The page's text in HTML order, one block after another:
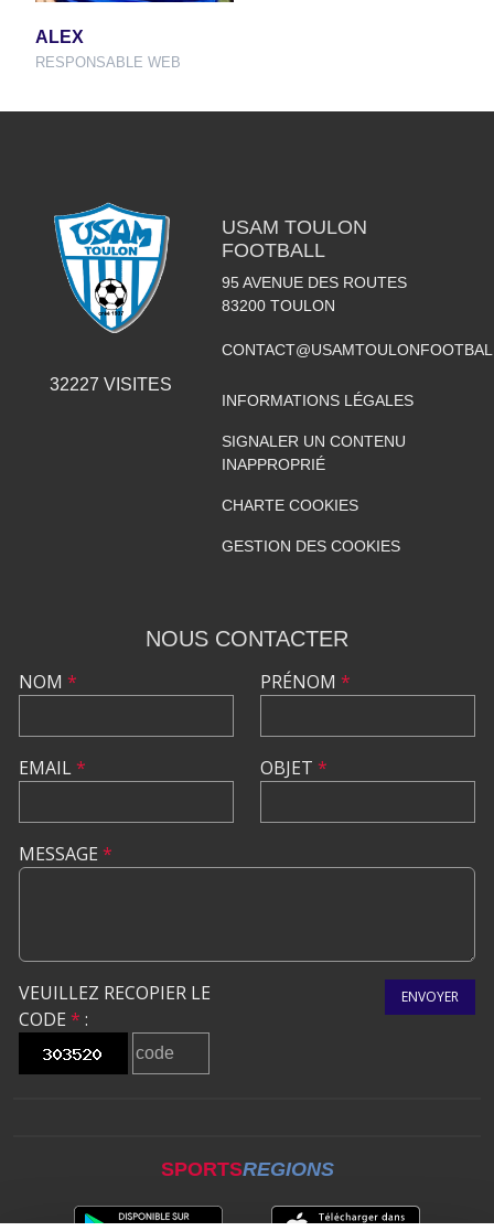
ALEX
RESPONSABLE WEB
32227 VISITES
USAM TOULON
FOOTBALL
95 AVENUE DES ROUTES
83200 TOULON
INFORMATIONS LÉGALES
SIGNALER UN CONTENU
INAPPROPRIÉ
CHARTE COOKIES
GESTION DES COOKIES
NOUS CONTACTER
NOM *
EMAIL*
PRÉNOM *
OBJET *
MESSAGE *
VEUILLEZ RECOPIER LE
CODE * :
ENVOYER
SPORTSREGIONS